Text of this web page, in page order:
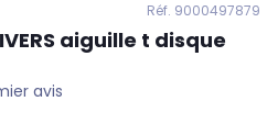
Réf. 9000497879
aiguille t disque
avis